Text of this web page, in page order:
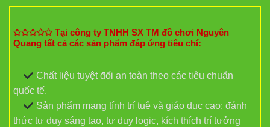
✩✩✩✩✩ Tại công ty TNHH SX TM đồ chơi Nguyên
Quang tất cả các sản phẩm đáp ứng tiêu chí:
Chất liệu tuyệt đối an toàn theo các tiêu chuẩn
quốc tế.
Sản phẩm mang tính trí tuệ và giáo dục cao: đánh
thức tư duy sáng tạo, tư duy logic, kích thích trí tưởng